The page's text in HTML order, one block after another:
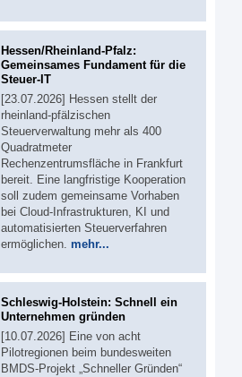
Hessen/Rheinland-Pfalz:
Gemeinsames Fundament für die
Steuer-IT
[23.07.2026] Hessen stellt der
rheinland-pfälzischen
Steuerverwaltung mehr als 400
Quadratmeter
Rechenzentrumsfläche in Frankfurt
bereit. Eine langfristige Kooperation
soll zudem gemeinsame Vorhaben
bei Cloud-Infrastrukturen, KI und
automatisierten Steuerverfahren
ermöglichen. mehr...
Schleswig-Holstein: Schnell ein
Unternehmen gründen
[10.07.2026] Eine von acht
Pilotregionen beim bundesweiten
BMDS-Projekt „Schneller Gründen“